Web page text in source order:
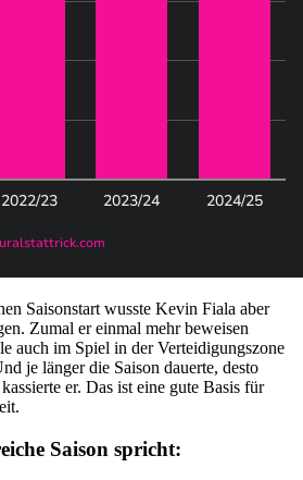
Saisonstart wusste Kevin Fiala aber
Zumal er einmal mehr beweisen
auch im Spiel in der Verteidigungszone
je länger die Saison dauerte, desto
er. Das ist eine gute Basis für
Saison spricht: